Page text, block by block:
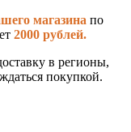
магазина по
2000 рублей.
в регионы,
покупкой.